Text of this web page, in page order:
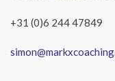
+31 (0)6 244 47849